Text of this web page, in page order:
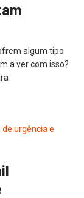
algum tipo
a ver com isso?